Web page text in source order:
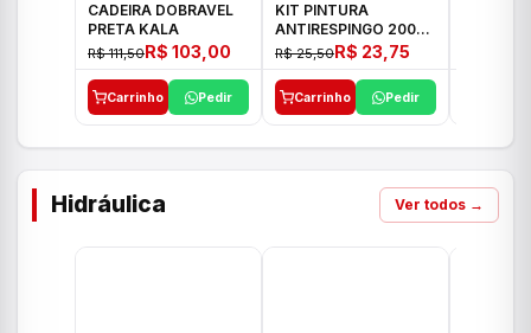
CADEIRA DOBRAVEL
PRETA KALA
R$ 111,50R$ 103,00
Carrinho Pedir
KIT PINTURA
ANTIRESPINGO 2003
ATLAS 03 PCS
R$ 25,50R$ 23,75
Carrinho Pedir
Hidráulica Ver todos →